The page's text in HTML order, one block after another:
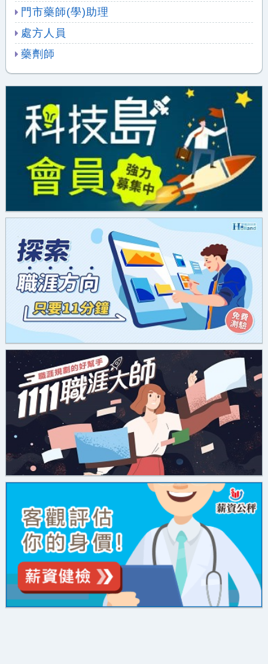
門市藥師(學)助理
處方人員
藥劑師